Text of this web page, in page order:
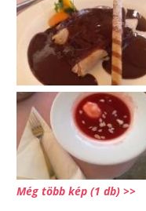
Még több kép (1 db) >>